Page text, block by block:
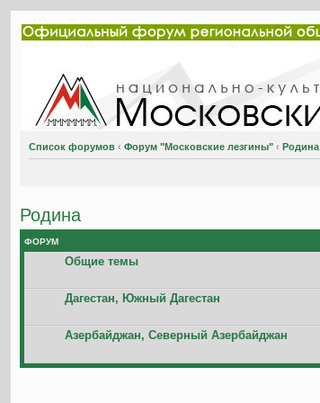
Список форумов ‹ Форум "Московские лезгины" ‹ Родина
Родина
ФОРУМ
Общие темы
Дагестан, Южный Дагестан
Азербайджан, Северный Азербайджан